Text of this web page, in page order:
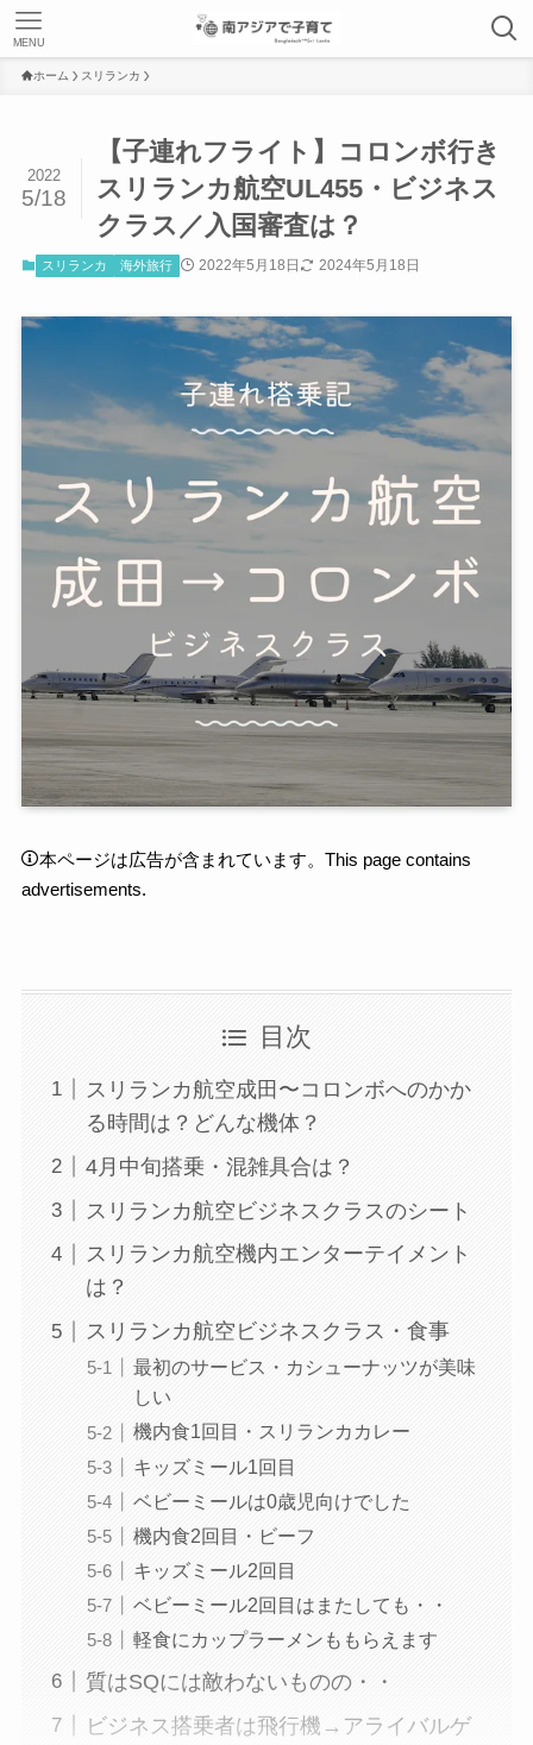
MENU
ホーム スリランカ
【子連れフライト】コロンボ行き
スリランカ航空UL455・ビジネス
クラス／入国審査は？
2022
5/18
スリランカ 海外旅行 2022年5月18日 2024年5月18日
本ページは広告が含まれています。This page contains
advertisements.
目次
スリランカ航空成田〜コロンボへのかか
る時間は？どんな機体？
4月中旬搭乗・混雑具合は？
スリランカ航空ビジネスクラスのシート
スリランカ航空機内エンターテイメント
は？
スリランカ航空ビジネスクラス・食事
最初のサービス・カシューナッツが美味
しい
機内食1回目・スリランカカレー
キッズミール1回目
ベビーミールは0歳児向けでした
機内食2回目・ビーフ
キッズミール2回目
ベビーミール2回目はまたしても・・
軽食にカップラーメンももらえます
質はSQには敵わないものの・・
ビジネス搭乗者は飛行機→アライバルゲ